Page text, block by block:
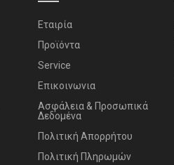
Εταιρία
Προϊόντα
Service
Επικοινωνια
Ασφάλεια & Προσωπικά
Δεδομένα
Πολιτική Απορρήτου
Πολιτική Πληρωμών